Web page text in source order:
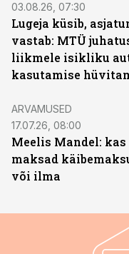
03.08.26, 07:30
Lugeja küsib,
vastab: MTÜ
liikmele isikliku
kasutamise
ARVAMUSED
17.07.26, 08:00
Meelis Mandel: kas
maksad
või ilma